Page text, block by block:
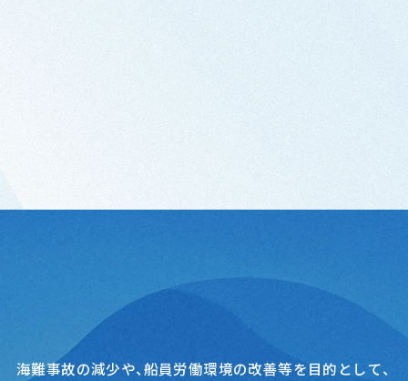
積極的な技術開発
海難事故の減少や、船員労働環境の改善等を目的として、